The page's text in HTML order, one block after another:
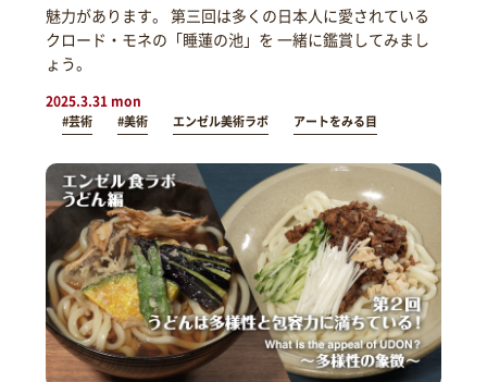
魅力があります。 第三回は多くの日本人に愛されている
クロード・モネの「睡蓮の池」を 一緒に鑑賞してみまし
ょう。
2025.3.31 mon
#芸術 #美術 エンゼル美術ラボ アートをみる目